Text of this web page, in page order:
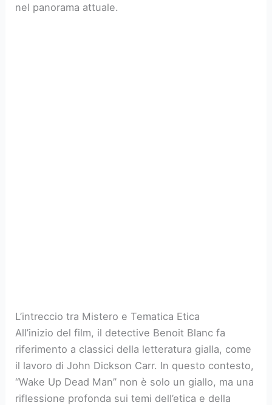
nel panorama attuale.
L’intreccio tra Mistero e Tematica Etica
All’inizio del film, il detective Benoit Blanc fa
riferimento a classici della letteratura gialla, come
il lavoro di John Dickson Carr. In questo contesto,
“Wake Up Dead Man” non è solo un giallo, ma una
riflessione profonda sui temi dell’etica e della